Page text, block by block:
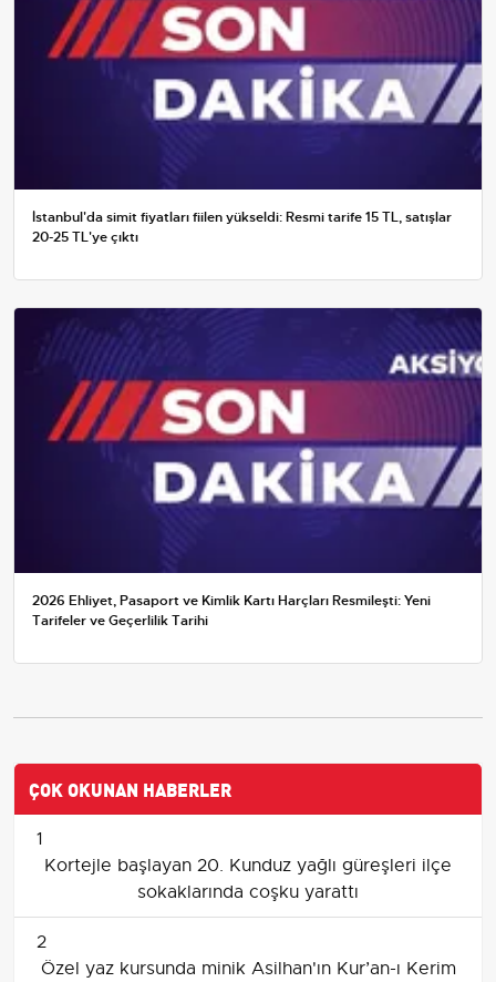
İstanbul'da simit fiyatları fiilen yükseldi: Resmi tarife 15 TL, satışlar
20-25 TL'ye çıktı
2026 Ehliyet, Pasaport ve Kimlik Kartı Harçları Resmileşti: Yeni
Tarifeler ve Geçerlilik Tarihi
ÇOK OKUNAN HABERLER
1
Kortejle başlayan 20. Kunduz yağlı güreşleri ilçe
sokaklarında coşku yarattı
2
Özel yaz kursunda minik Asilhan'ın Kur’an-ı Kerim